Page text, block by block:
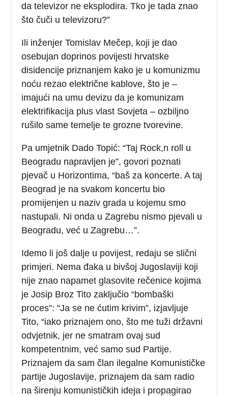
da televizor ne eksplodira. Tko je tada znao
što čuči u televizoru?”
Ili inženjer Tomislav Mečep, koji je dao
osebujan doprinos povijesti hrvatske
disidencije priznanjem kako je u komunizmu
noću rezao električne kablove, što je –
imajući na umu devizu da je komunizam
elektrifikacija plus vlast Sovjeta – ozbiljno
rušilo same temelje te grozne tvorevine.
Pa umjetnik Dado Topić: “Taj Rock,n roll u
Beogradu napravljen je”, govori poznati
pjevač u Horizontima, “baš za koncerte. A taj
Beograd je na svakom koncertu bio
promijenjen u naziv grada u kojemu smo
nastupali. Ni onda u Zagrebu nismo pjevali u
Beogradu, već u Zagrebu…”.
Idemo li još dalje u povijest, redaju se slični
primjeri. Nema đaka u bivšoj Jugoslaviji koji
nije znao napamet glasovite rečenice kojima
je Josip Broz Tito zaključio “bombaški
proces”: “Ja se ne ćutim krivim”, izjavljuje
Tito, “iako priznajem ono, što me tuži državni
odvjetnik, jer ne smatram ovaj sud
kompetentnim, već samo sud Partije.
Priznajem da sam član ilegalne Komunističke
partije Jugoslavije, priznajem da sam radio
na širenju komunističkih ideja i propagirao